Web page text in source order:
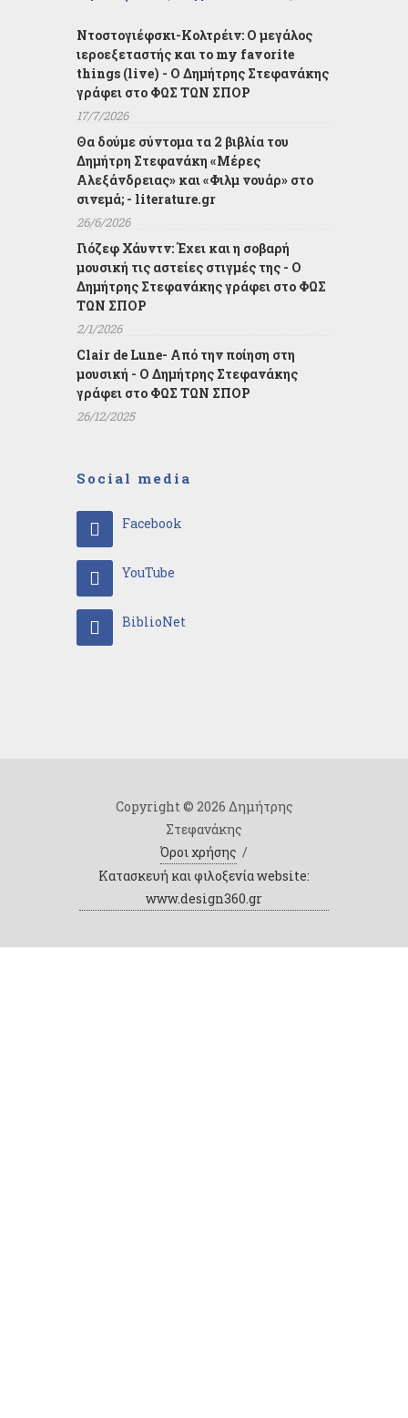
Ντοστογιέφσκι-Κολτρέιν: Ο μεγάλος
ιεροεξεταστής και το my favorite
things (live) - Ο Δημήτρης Στεφανάκης
γράφει στο ΦΩΣ ΤΩΝ ΣΠΟΡ
17/7/2026
Θα δούμε σύντομα τα 2 βιβλία του
Δημήτρη Στεφανάκη «Μέρες
Αλεξάνδρειας» και «Φιλμ νουάρ» στο
σινεμά; - literature.gr
26/6/2026
Γιόζεφ Χάυντν: Έχει και η σοβαρή
μουσική τις αστείες στιγμές της - Ο
Δημήτρης Στεφανάκης γράφει στο ΦΩΣ
ΤΩΝ ΣΠΟΡ
2/1/2026
Clair de Lune- Από την ποίηση στη
μουσική - Ο Δημήτρης Στεφανάκης
γράφει στο ΦΩΣ ΤΩΝ ΣΠΟΡ
26/12/2025
Social media
Facebook
YouTube
BiblioNet
Copyright © 2026 Δημήτρης
Στεφανάκης
Όροι χρήσης /
Κατασκευή και φιλοξενία website:
www.design360.gr